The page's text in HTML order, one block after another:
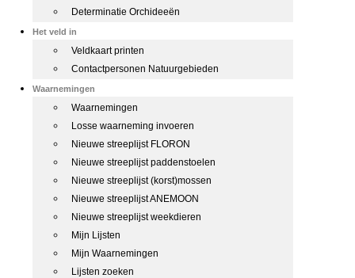
Determinatie Orchideeën
Het veld in
Veldkaart printen
Contactpersonen Natuurgebieden
Waarnemingen
Waarnemingen
Losse waarneming invoeren
Nieuwe streeplijst FLORON
Nieuwe streeplijst paddenstoelen
Nieuwe streeplijst (korst)mossen
Nieuwe streeplijst ANEMOON
Nieuwe streeplijst weekdieren
Mijn Lijsten
Mijn Waarnemingen
Lijsten zoeken